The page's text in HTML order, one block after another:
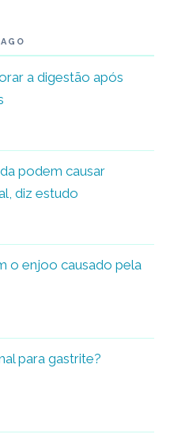
a digestão após
podem causar
diz estudo
o enjoo causado pela
para gastrite?